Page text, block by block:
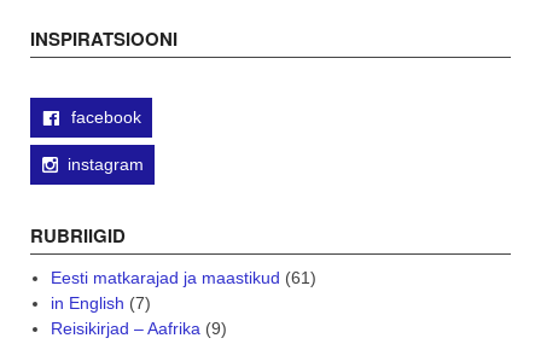
INSPIRATSIOONI
facebook
instagram
RUBRIIGID
Eesti matkarajad ja maastikud (61)
in English (7)
Reisikirjad – Aafrika(9)